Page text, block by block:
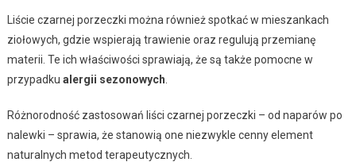
Liście czarnej porzeczki można również spotkać w mieszankach
ziołowych, gdzie wspierają trawienie oraz regulują przemianę
materii. Te ich właściwości sprawiają, że są także pomocne w
przypadku alergii sezonowych
Różnorodność zastosowań liści czarnej porzeczki – od naparów po
nalewki – sprawia, że stanowią one niezwykle cenny element
naturalnych metod terapeutycznych.